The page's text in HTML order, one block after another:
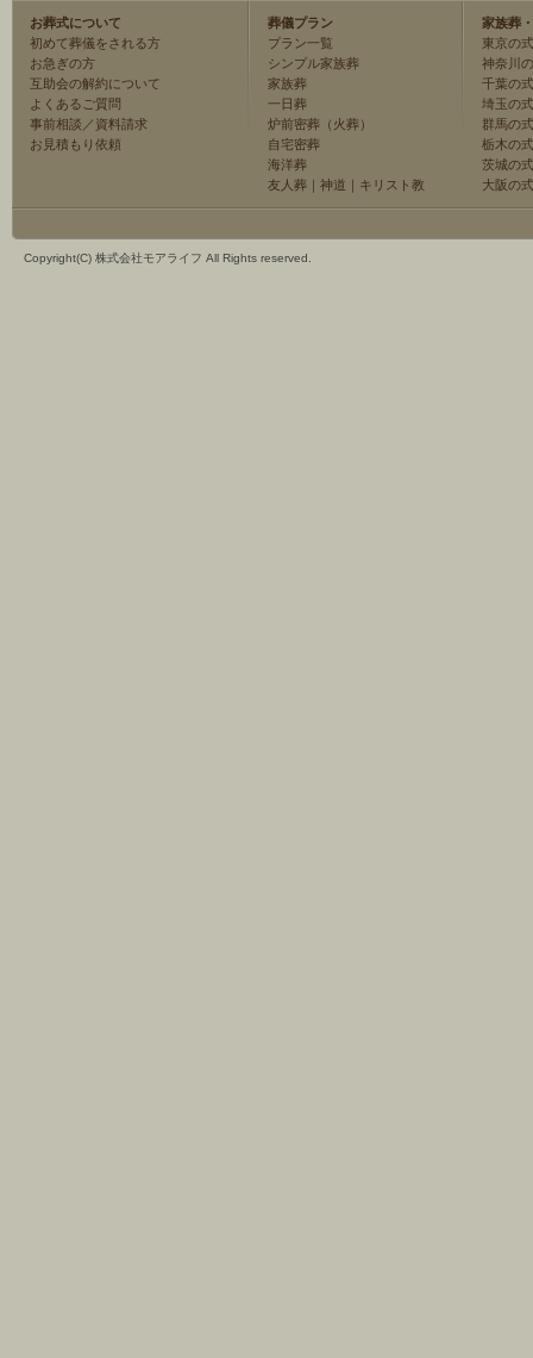
お葬式について
初めて葬儀をされる方
お急ぎの方
互助会の解約について
よくあるご質問
事前相談／資料請求
お見積もり依頼
葬儀プラン
プラン一覧
シンプル家族葬
家族葬
一日葬
炉前密葬（火葬）
自宅密葬
海洋葬
友人葬 ｜ 神道 ｜ キリスト教
家族葬
東京の
神奈川
千葉の
埼玉の
群馬の
栃木の
茨城の
大阪の
Copyright(C) 株式会社モアライフ All Rights reserved.